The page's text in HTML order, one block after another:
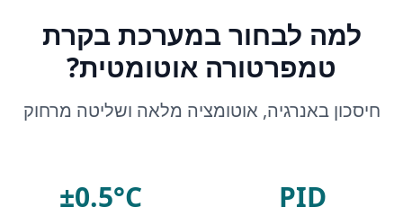
למה לבחור במערכת בקרת
טמפרטורה אוטומטית?
חיסכון באנרגיה, אוטומציה מלאה ושליטה מרחוק
PID
±0.5°C